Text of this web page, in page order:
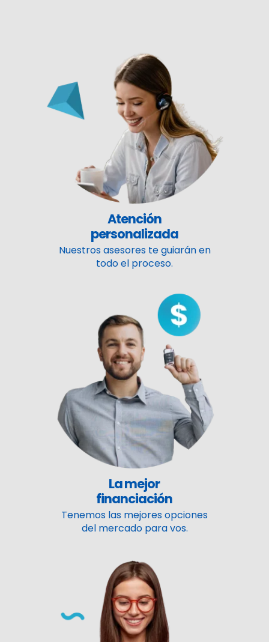
Atención
personalizada
Nuestros asesores te guiarán en
todo el proceso.
La mejor
financiación
Tenemos las mejores opciones
del mercado para vos.